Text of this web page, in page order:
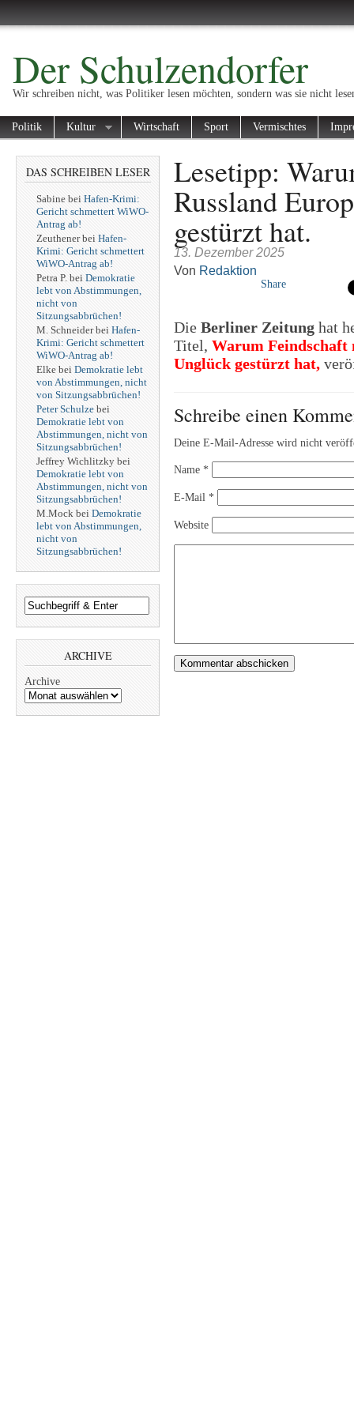
Der Schulzendorfer
Wir schreiben nicht, was Politiker lesen möchten, sondern was sie nicht
Politik Kultur Wirtschaft Sport Vermischtes
DAS SCHREIBEN LESER
Sabine bei Hafen-Krimi:
Gericht schmettert WiWO-
Antrag ab!
Zeuthenerbei Hafen-
Krimi: Gericht schmettert
WiWO-Antrag ab!
Petra P. bei Demokratie
lebt von Abstimmungen,
nicht von
Sitzungsabbrüchen!
M. Schneiderbei Hafen-
Krimi: Gericht schmettert
WiWO-Antrag ab!
Elke bei Demokratie lebt
von Abstimmungen, nicht
von Sitzungsabbrüchen!
Peter Schulze bei
Demokratie lebt von
Abstimmungen, nicht von
Sitzungsabbrüchen!
Jeffrey Wichlitzky bei
Demokratie lebt von
Abstimmungen, nicht von
Sitzungsabbrüchen!
M.Mock bei Demokratie
lebt von Abstimmungen,
nicht von
Sitzungsabbrüchen!
ARCHIVE
Archive
Lesetipp:
Russland
gestürzt hat.
13. Dezember 2025
Von Redaktion
Share
Die Berliner Zeitung hat
Titel, Warum Feindschaft
Unglück gestürzt hat,
Schreibe einen
Deine E-Mail-Adresse wird nicht
Name *
E-Mail *
Website